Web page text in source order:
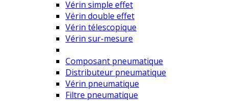
Vérin simple effet
Vérin double effet
Vérin télescopique
Vérin sur-mesure
Composant pneumatique
Distributeur pneumatique
Vérin pneumatique
Filtre pneumatique